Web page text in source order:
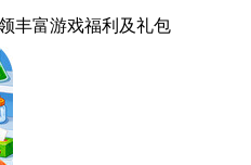
领丰富游戏福利 及礼包